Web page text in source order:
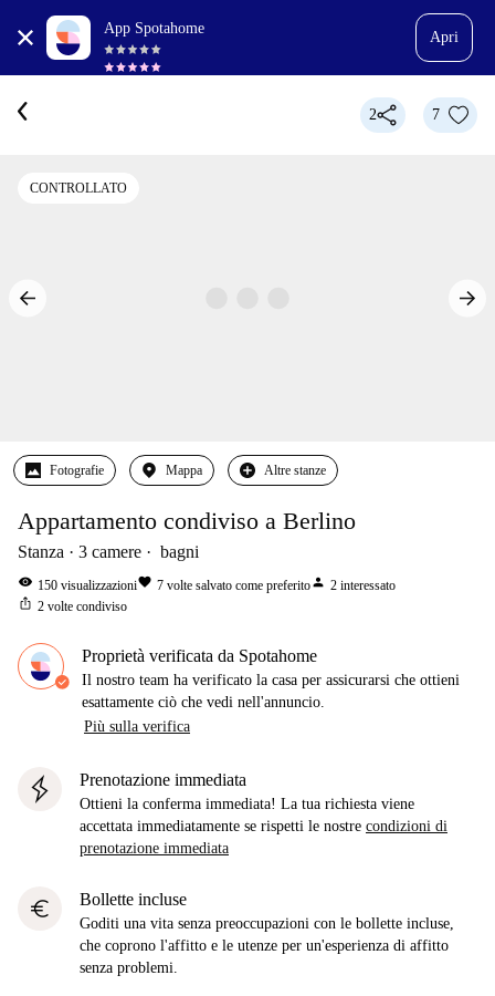
App Spotahome
Apri
2 7
CONTROLLATO
Fotografie Mappa Altre stanze
Appartamento condiviso a Berlino
Stanza 3 camere bagni
visibility 150 visualizzazionifavorite 7 volte salvato come preferitoperson 2 interessato
ios_share 2 volte condiviso
Proprietà verificata da Spotahome
Il nostro team ha verificato la casa per assicurarsi che ottieni
esattamente ciò che vedi nell'annuncio.
Più sulla verifica
Prenotazione immediata
Ottieni la conferma immediata! La tua richiesta viene
accettata immediatamente se rispetti le nostre condizioni di
prenotazione immediata
euro Bollette incluse
Goditi una vita senza preoccupazioni con le bollette incluse,
che coprono l'affitto e le utenze per un'esperienza di affitto
senza problemi.